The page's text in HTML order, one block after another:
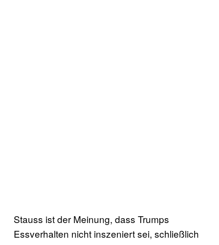
Stauss ist der Meinung, dass Trumps
Essverhalten nicht inszeniert sei, schließlich